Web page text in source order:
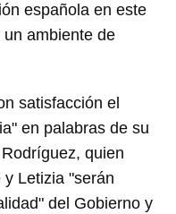
española en este
ambiente de
satisfacción el
en palabras de su
quien
Letizia "serán
del Gobierno y